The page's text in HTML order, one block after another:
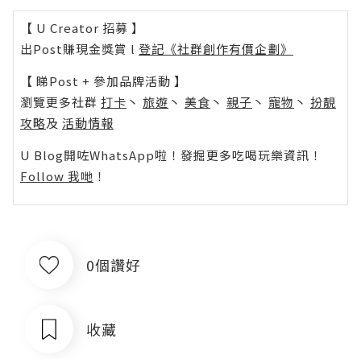
【 U Creator 招募 】
出Post賺現金獎賞 l 登記《社群創作有價企劃》
【 睇Post + 參加品牌活動 】
瀏覽更多社群 打卡 丶 旅遊 丶 美食 丶 親子 丶 寵物 丶 扮靚
攻略及 活動情報
U Blog開咗WhatsApp啦！發掘更多吃喝玩樂資訊！
Follow 我哋 ！
0個讚好
收藏